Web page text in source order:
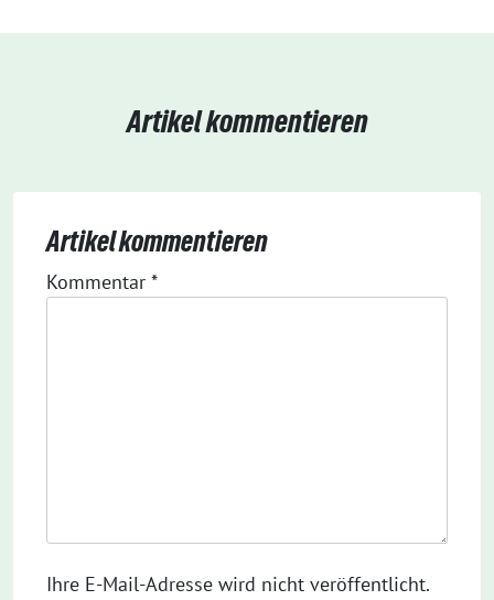
Artikel kommentieren
Artikel kommentieren
Kommentar *
Ihre E-Mail-Adresse wird nicht veröffentlicht.